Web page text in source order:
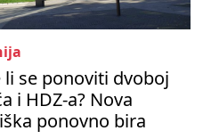
li se ponoviti dvoboj
i HDZ-a? Nova
ponovno bira